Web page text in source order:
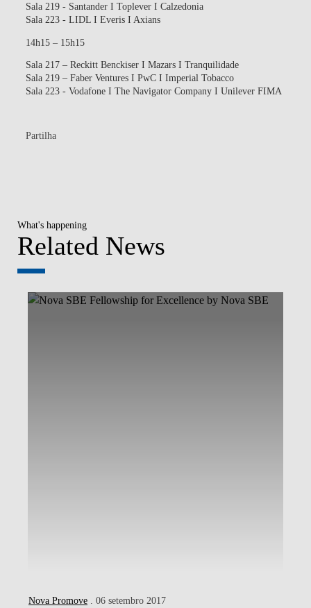
Sala 219 - Santander I Toplever I Calzedonia
Sala 223 - LIDL I Everis I Axians
14h15 – 15h15
Sala 217 – Reckitt Benckiser I Mazars I Tranquilidade
Sala 219 – Faber Ventures I PwC I Imperial Tobacco
Sala 223 - Vodafone I The Navigator Company I Unilever FIMA
Partilha
What's happening
Related News
Nova Promove . 06 setembro 2017